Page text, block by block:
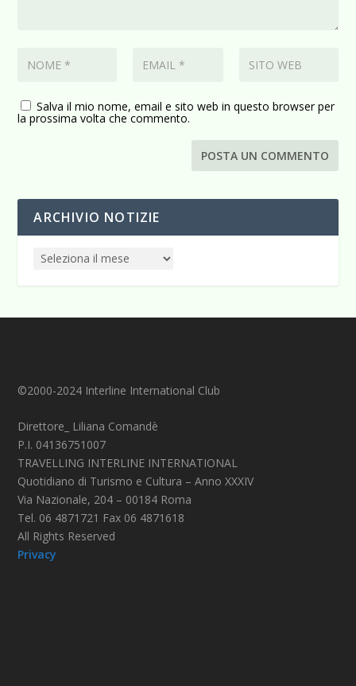
Salva il mio nome, email e sito web in questo browser per
la prossima volta che commento.
ARCHIVIO NOTIZIE
©2000-2024 Interline International Club
Direttore_ Liliana Comandè
P.I. 04136751007
TRAVELLING INTERLINE INTERNATIONAL
Quotidiano di Turismo e Cultura – Anno XXXIV
Via Nazionale, 204 – 00184 Roma
Tel. 06 4871721 Fax 06 4871618
All Rights Reserved
Privacy